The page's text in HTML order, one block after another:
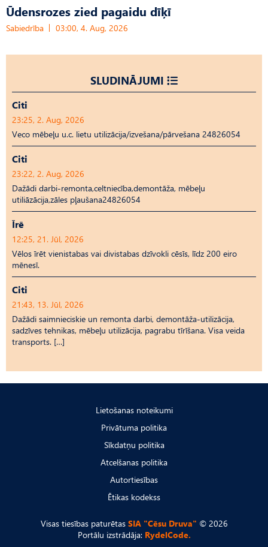
Ūdensrozes zied pagaidu dīķī
Sabiedrība 03:00, 4. Aug, 2026
SLUDINĀJUMI
Citi
23:25, 2. Aug, 2026
Veco mēbeļu u.c. lietu utilizācija/izvešana/pārvešana 24826054
Citi
23:22, 2. Aug, 2026
Dažādi darbi-remonta,celtniecība,demontāža, mēbeļu
utiliāzācija,zāles pļaušana24826054
Īrē
12:25, 21. Jūl, 2026
Vēlos īrēt vienistabas vai divistabas dzīvokli cēsīs, līdz 200 eiro
mēnesī.
Citi
21:43, 13. Jūl, 2026
Dažādi saimnieciskie un remonta darbi, demontāža-utilizācija,
sadzīves tehnikas, mēbeļu utilizācija, pagrabu tīrīšana. Visa veida
transports. […]
Lietošanas noteikumi
Privātuma politika
Sīkdatņu politika
Atcelšanas politika
Autortiesības
Ētikas kodekss
Visas tiesības paturētas SIA "Cēsu Druva" © 2026
Portālu izstrādāja: RydelCode.